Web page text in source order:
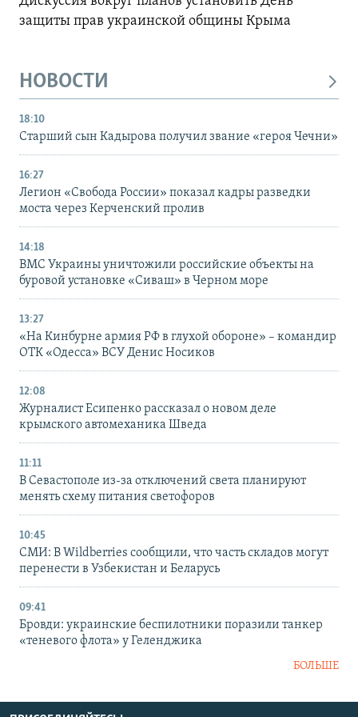
защиты прав украинской общины Крыма
НОВОСТИ
18:10
Старший сын Кадырова получил звание «героя Чечни»
16:27
Легион «Свобода России» показал кадры разведки
моста через Керченский пролив
14:18
ВМС Украины уничтожили российские объекты на
буровой установке «Сиваш» в Черном море
13:27
«На Кинбурне армия РФ в глухой обороне» – командир
ОТК «Одесса» ВСУ Денис Носиков
12:08
Журналист Есипенко рассказал о новом деле
крымского автомеханика Шведа
11:11
В Севастополе из-за отключений света планируют
менять схему питания светофоров
10:45
СМИ: В Wildberries сообщили, что часть складов могут
перенести в Узбекистан и Беларусь
09:41
Бровди: украинские беспилотники поразили танкер
«теневого флота» у Геленджика
БОЛЬШЕ